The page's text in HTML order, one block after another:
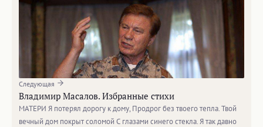
Следующая
Владимир Масалов. Избранные стихи
МАТЕРИ Я потерял дорогу к дому, Продрог без твоего тепла. Твой
вечный дом покрыт соломой С глазами синего стекла. Я так давно